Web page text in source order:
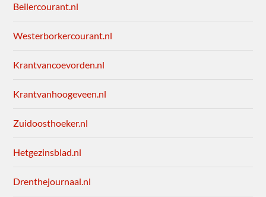
Beilercourant.nl
Westerborkercourant.nl
Krantvancoevorden.nl
Krantvanhoogeveen.nl
Zuidoosthoeker.nl
Hetgezinsblad.nl
Drenthejournaal.nl